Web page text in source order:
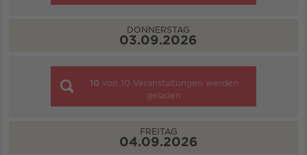
DONNERSTAG
03.09.2026
10 von 10 Veranstaltungen werden
geladen
FREITAG
04.09.2026